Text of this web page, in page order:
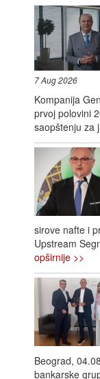
7 Aug 2026
Kompanija
prvoj polovini
saopštenju za
sirove nafte i
Upstream
opširnije >>
Beograd,
bankarske